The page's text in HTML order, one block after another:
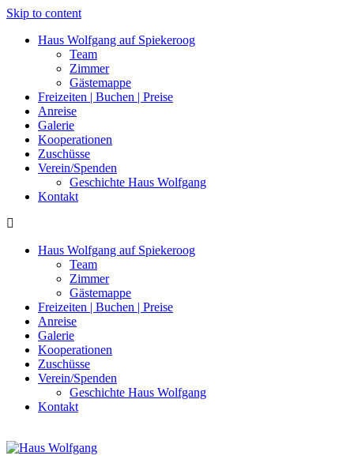
Skip to content
Haus Wolfgang auf Spiekeroog
Team
Zimmer
Gästemappe
Freizeiten | Buchen | Preise
Anreise
Galerie
Kooperationen
Zuschüsse
Verein/Spenden
Geschichte Haus Wolfgang
Kontakt
Haus Wolfgang auf Spiekeroog
Team
Zimmer
Gästemappe
Freizeiten | Buchen | Preise
Anreise
Galerie
Kooperationen
Zuschüsse
Verein/Spenden
Geschichte Haus Wolfgang
Kontakt